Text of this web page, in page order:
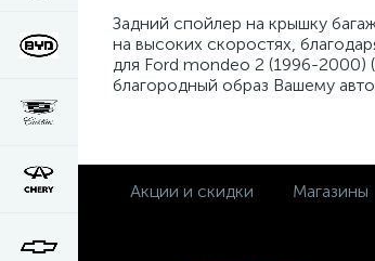
Задний спойлер на крышку
на высоких скоростях,
для Ford mondeo 2 (1996-2000)
благородный образ Вашему
Акции и скидки Магазины